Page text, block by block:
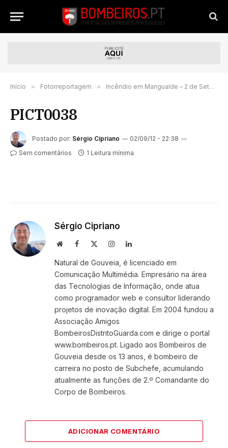
Início » Fotorreportagem » Incêndio em Mangualde – 2 de Setembro de 2012
PICT0038
Postado por: Sérgio Cipriano
02/09/12 - 22:38
Sem comentários
1 Leitura mínima
Sérgio Cipriano
WebsiteFacebook InstagramLinkedIn
Natural de Gouveia, é licenciado em
Comunicação Multimédia. Empresário na área
das Tecnologias de Informação, onde atua
como programador web e consultor liderando
projetos de inovação digital. Em 2004 fundou a
Associação Amigos
BombeirosDistritoGuarda.com e dirige o portal
www.bombeiros.pt. Ligado aos Bombeiros de
Gouveia desde os 13 anos, é bombeiro de
carreira no posto de Subchefe, acumulando
atualmente as funções de 2.º Comandante do
Corpo de Bombeiros.
ADICIONAR COMENTÁRIO